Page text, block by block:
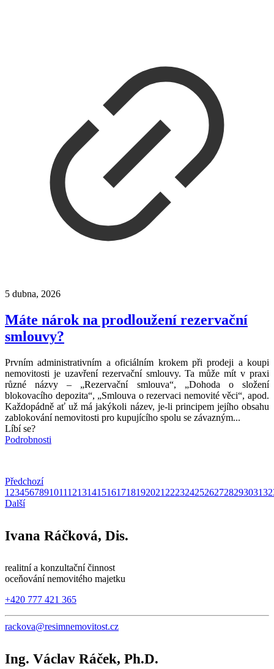
5 dubna, 2026
Máte nárok na prodloužení rezervační
smlouvy?
Prvním administrativním a oficiálním krokem při prodeji a koupi
nemovitosti je uzavření rezervační smlouvy. Ta může mít v praxi
různé názvy – „Rezervační smlouva“, „Dohoda o složení
blokovacího depozita“, „Smlouva o rezervaci nemovité věci“, apod.
Každopádně ať už má jakýkoli název, je-li principem jejího obsahu
zablokování nemovitosti pro kupujícího spolu se závazným...
Líbí se?
Podrobnosti
Předchozí
1 23456789101112131415161718192021 2223242526272829303132
Další
Ivana Ráčková, Dis.
realitní a konzultační činnost
oceňování nemovitého majetku
+420 777 421 365
rackova@resimnemovitost.cz
Ing. Václav Ráček, Ph.D.